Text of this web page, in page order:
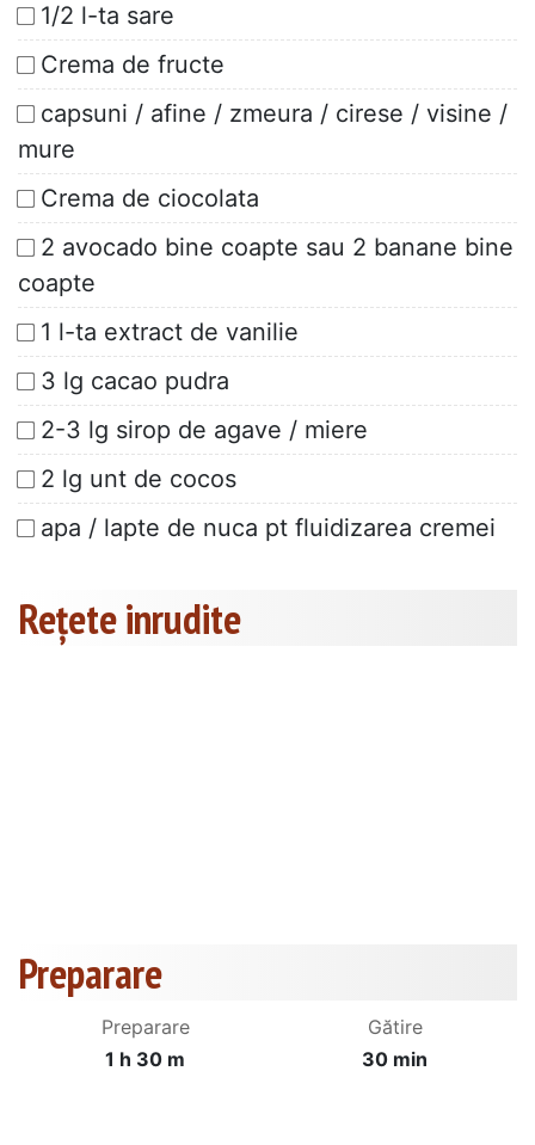
1/2 l-ta sare
Crema de fructe
capsuni / afine / zmeura / cirese / visine /
mure
Crema de ciocolata
2 avocado bine coapte sau 2 banane bine
coapte
1 l-ta extract de vanilie
3 lg cacao pudra
2-3 lg sirop de agave / miere
2 lg unt de cocos
apa / lapte de nuca pt fluidizarea cremei
Rețete inrudite
Preparare
Preparare
1 h 30 m
Gătire
30 min